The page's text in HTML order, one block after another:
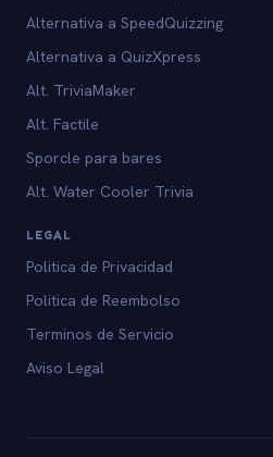
Alternativa a SpeedQuizzing
Alternativa a QuizXpress
Alt. TriviaMaker
Alt. Factile
Sporcle para bares
Alt. Water Cooler Trivia
LEGAL
Politica de Privacidad
Politica de Reembolso
Terminos de Servicio
Aviso Legal